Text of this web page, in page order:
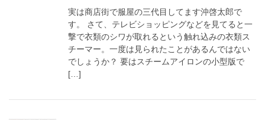
実は商店街で服屋の三代目してます沖啓太郎で
す。 さて、テレビショッピングなどを見てると一
撃で衣類のシワが取れるという触れ込みの衣類ス
チーマー。一度は見られたことがあるんではない
でしょうか？ 要はスチームアイロンの小型版で
[…]